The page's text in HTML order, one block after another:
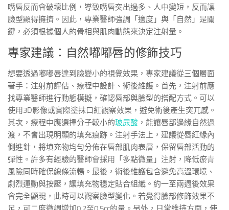
嘴唇反而會破壞比例，導致嘴唇突出過多、人中變短，反而讓
臉型顯得擁擠。因此，專業醫師強調「適度」與「自然」是關
鍵，必須根據個人的骨相與肌肉動態來決定注射量。
專家建議：自然嘟嘟唇的修飾技巧
想要透過嘟嘟唇達到臉變小的視覺效果，專家建議從三個層面
著手：注射前評估、療程中設計、術後維護。首先，注射前應
找專業醫師進行動態模擬，確認唇部與臉型的搭配方式。可以
使用3D影像或實際塗抹口紅觀察效果，避免術後產生突兀感。
其次，療程中應選擇分子較小的玻尿酸 ，能讓唇部邊緣自然過
渡，不會出現明顯的填充痕跡。注射手法上，建議從唇紅緣內
側進針，將填充物均勻分佈在唇部肌肉表層，保留唇部活動的
彈性。許多有經驗的醫師會採用「多點微量」注射，降低瘀青
風險同時確保線條流暢。最後，術後維護包含避免高溫環境、
劇烈運動與按壓，讓填充物穩定貼合組織。約一至兩週後效果
會完全顯現，此時可以觀察臉型變化。若覺得臉部修飾效果不